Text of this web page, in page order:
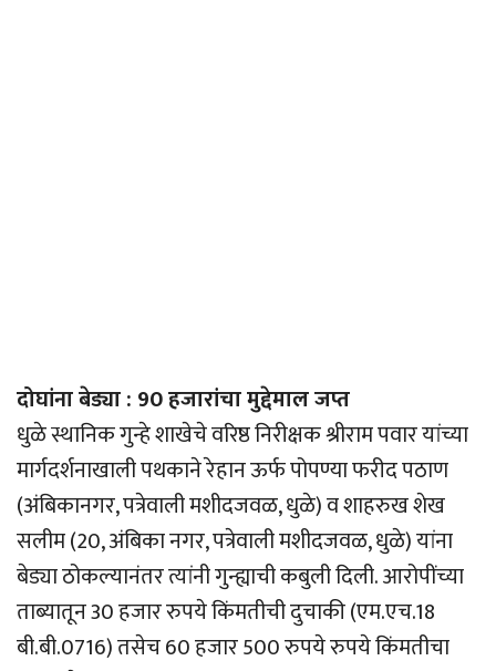
दोघांना बेड्या : 90 हजारांचा मुद्देमाल जप्त
धुळे स्थानिक गुन्हे शाखेचे वरिष्ठ निरीक्षक श्रीराम पवार यांच्या
मार्गदर्शनाखाली पथकाने रेहान ऊर्फ पोपण्या फरीद पठाण
(अंबिकानगर, पत्रेवाली मशीदजवळ, धुळे) व शाहरुख शेख
सलीम (20, अंबिका नगर, पत्रेवाली मशीदजवळ, धुळे) यांना
बेड्या ठोकल्यानंतर त्यांनी गुन्ह्याची कबुली दिली. आरोपींच्या
ताब्यातून 30 हजार रुपये किंमतीची दुचाकी (एम.एच.18
बी.बी.0716) तसेच 60 हजार 500 रुपये रुपये किंमतीचा